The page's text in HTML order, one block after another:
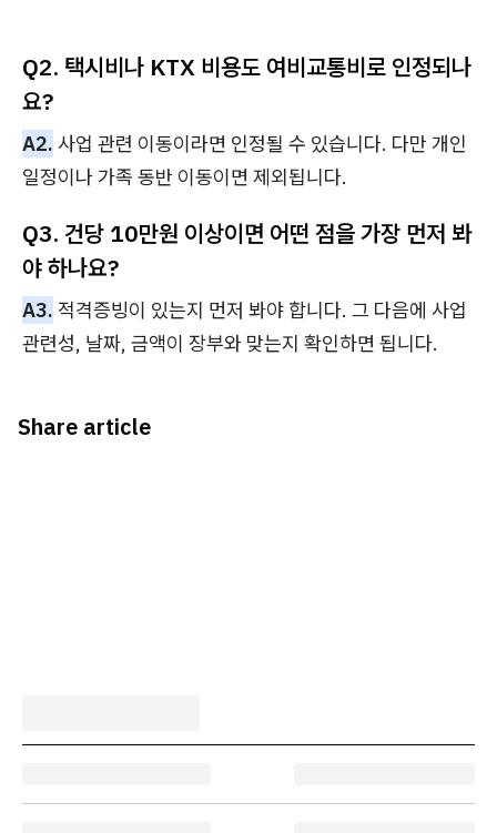
Q2. 택시비나 KTX 비용도 여비교통비로 인정되나
요?
A2. 사업 관련 이동이라면 인정될 수 있습니다. 다만 개인
일정이나 가족 동반 이동이면 제외됩니다.
Q3. 건당 10만원 이상이면 어떤 점을 가장 먼저 봐
야 하나요?
A3. 적격증빙이 있는지 먼저 봐야 합니다. 그 다음에 사업
관련성, 날짜, 금액이 장부와 맞는지 확인하면 됩니다.
Share article